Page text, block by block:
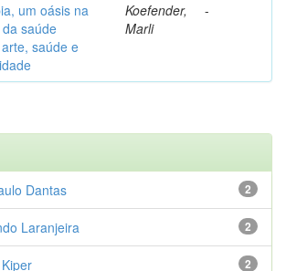
um oásis na
saúde
saúde e
Koefender,
Marli
-
2
Dantas
2
Laranjeira
2